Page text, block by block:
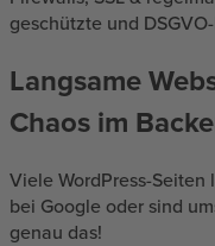
geschützte und
Langsame
Chaos im
Viele WordPress-
bei Google oder sind
genau das!